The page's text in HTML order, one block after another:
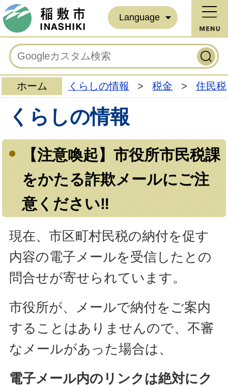
Language
ホーム くらしの情報 > 税金 > 住民税
くらしの情報
【注意喚起】市役所市民税課
をかたる詐欺メールにご注
意ください‼
現在、市区町村民税の納付を促す
内容の電子メールを受信したとの
問合せが寄せられています。
市役所が、メールで納付をご案内
することはありませんので、不審
なメールがあった場合は、
電子メール内のリンクは絶対にク